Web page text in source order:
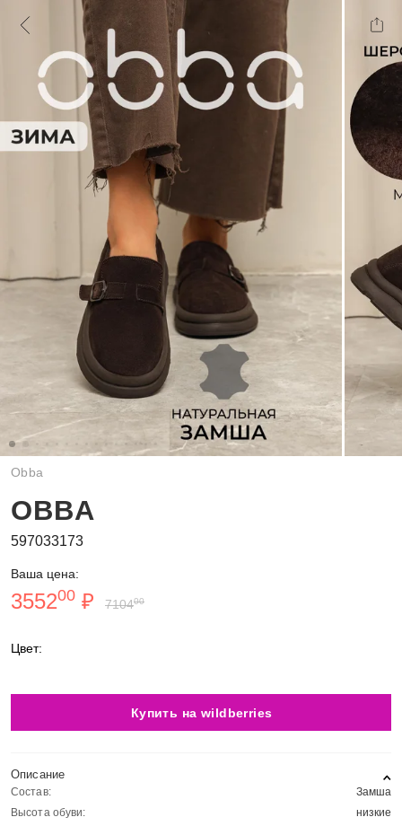
Obba
OBBA
597033173
Ваша цена:
355200 ₽ 710400
Цвет:
Купить на wildberries
Описание
Состав:
Замша
Высота обуви:
низкие